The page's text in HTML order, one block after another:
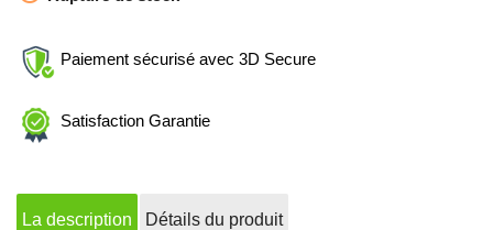
Paiement sécurisé avec 3D Secure
Satisfaction Garantie
La description Détails du produit